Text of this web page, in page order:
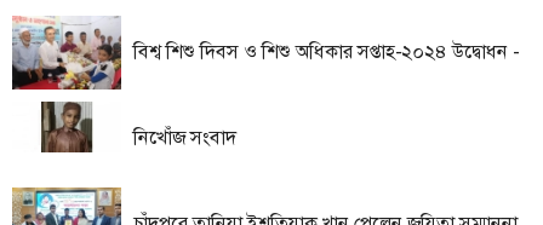
প্রবাস
তথ্য-
প্রযুক্তি
মতামত
ধর্ম
বিশ্ব শিশু দিবস ও শিশু অধিকার সপ্তাহ-২০২৪ উদ্বোধন -
নিখোঁজ সংবাদ